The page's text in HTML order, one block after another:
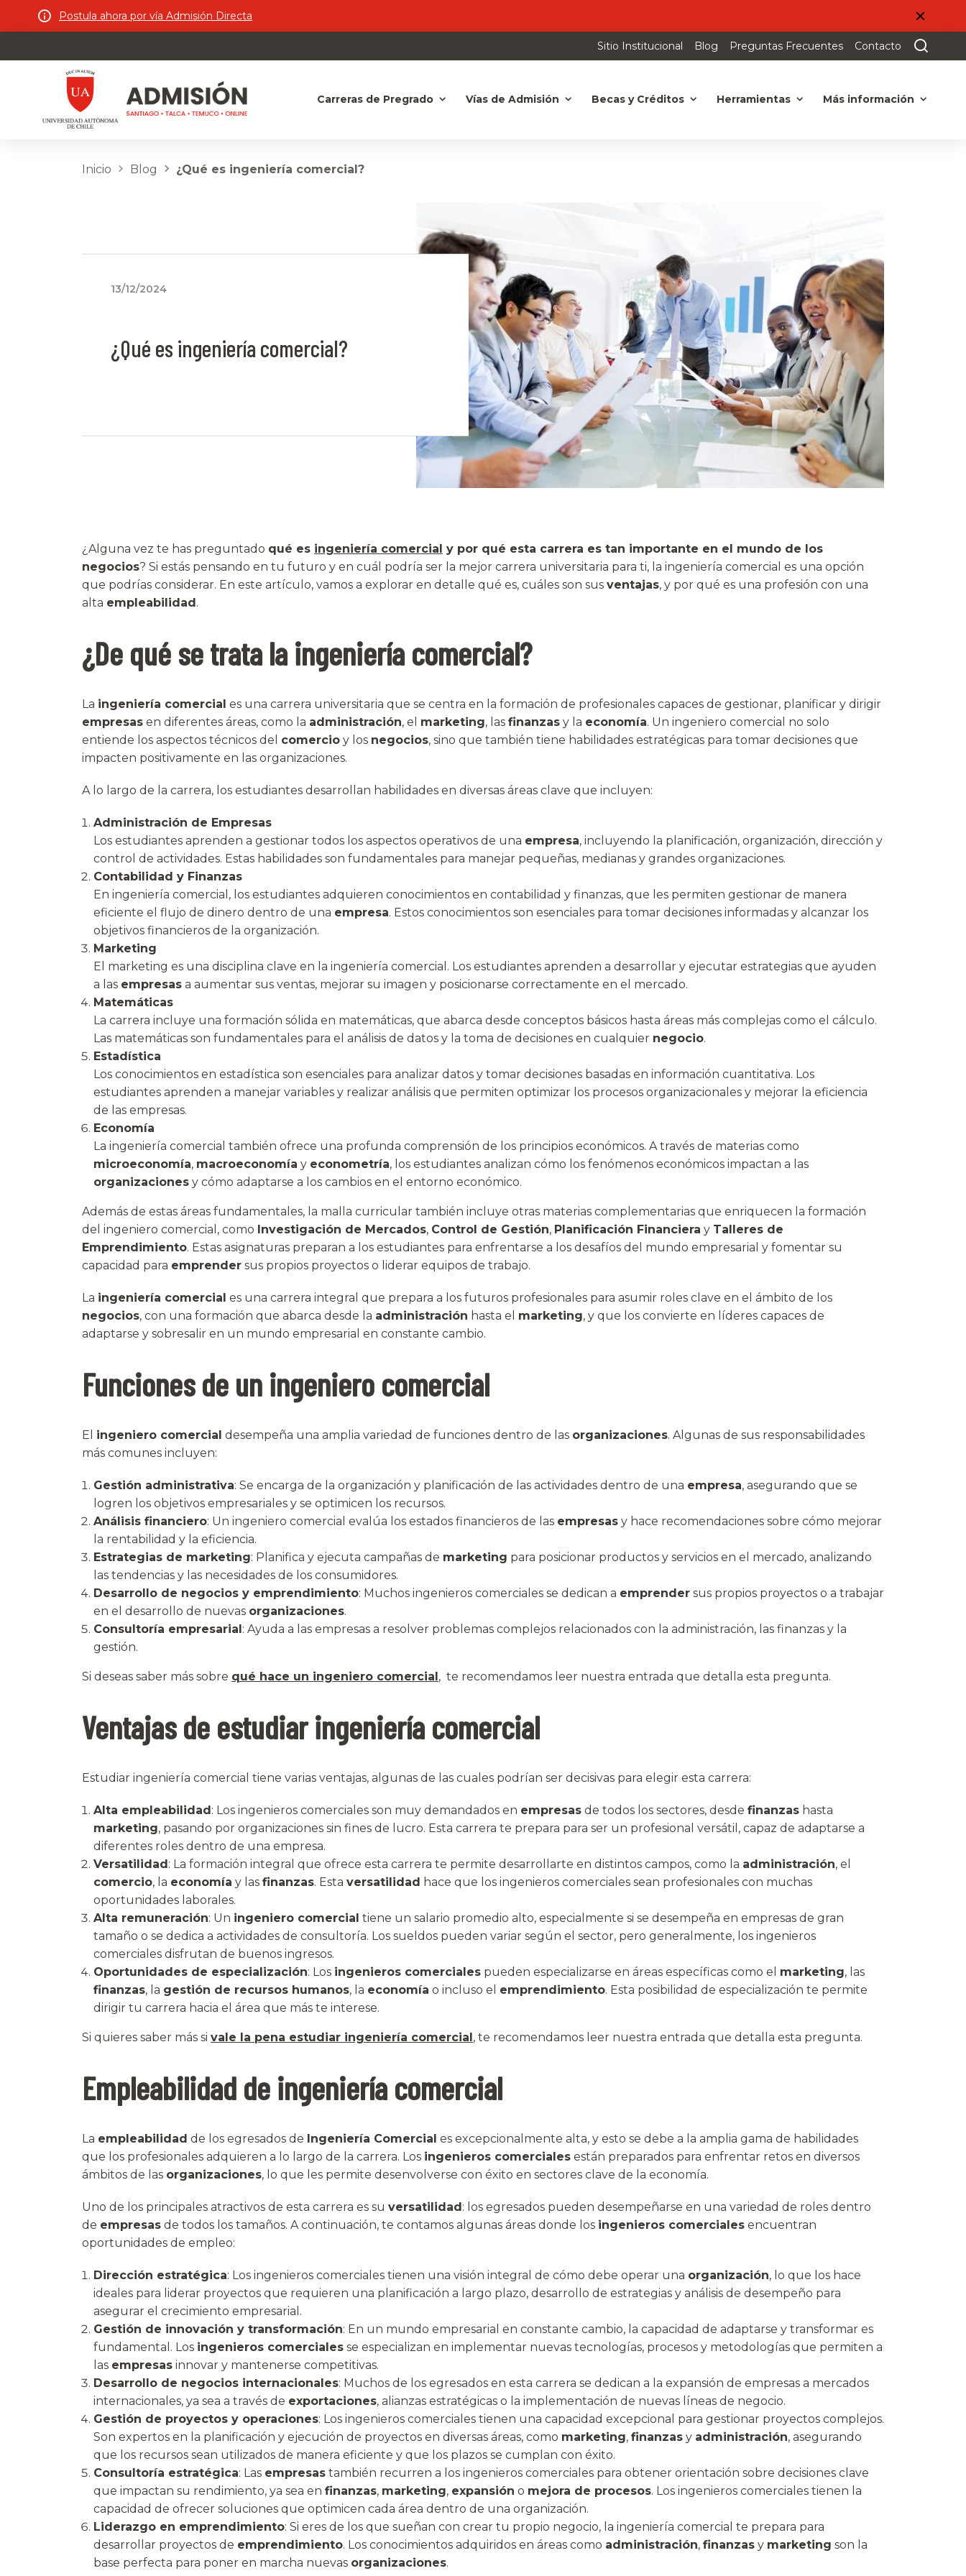
Postula ahora por vía Admisión Directa
Sitio Institucional Blog Preguntas Frecuentes Contacto
Carreras de Pregrado Vías de Admisión Becas y Créditos Herramientas Más información
Inicio Blog ¿Qué es ingeniería comercial?
13/12/2024
¿Qué es ingeniería comercial?
¿Alguna vez te has preguntado qué es ingeniería comercial y por qué esta carrera es tan importante en el mundo de los
negocios? Si estás pensando en tu futuro y en cuál podría ser la mejor carrera universitaria para ti, la ingeniería comercial es una opción
que podrías considerar. En este artículo, vamos a explorar en detalle qué es, cuáles son sus ventajas, y por qué es una profesión con una
alta empleabilidad.
¿De qué se trata la ingeniería comercial?
La ingeniería comercial es una carrera universitaria que se centra en la formación de profesionales capaces de gestionar, planificar y dirigir
empresas en diferentes áreas, como la administración, el marketing, las finanzas y la economía. Un ingeniero comercial no solo
entiende los aspectos técnicos del comercio y los negocios, sino que también tiene habilidades estratégicas para tomar decisiones que
impacten positivamente en las organizaciones.
A lo largo de la carrera, los estudiantes desarrollan habilidades en diversas áreas clave que incluyen:
Administración de Empresas
Los estudiantes aprenden a gestionar todos los aspectos operativos de una empresa, incluyendo la planificación, organización, dirección y
control de actividades. Estas habilidades son fundamentales para manejar pequeñas, medianas y grandes organizaciones.
Contabilidad y Finanzas
En ingeniería comercial, los estudiantes adquieren conocimientos en contabilidad y finanzas, que les permiten gestionar de manera
eficiente el flujo de dinero dentro de una empresa. Estos conocimientos son esenciales para tomar decisiones informadas y alcanzar los
objetivos financieros de la organización.
Marketing
El marketing es una disciplina clave en la ingeniería comercial. Los estudiantes aprenden a desarrollar y ejecutar estrategias que ayuden
a las empresas a aumentar sus ventas, mejorar su imagen y posicionarse correctamente en el mercado.
Matemáticas
La carrera incluye una formación sólida en matemáticas, que abarca desde conceptos básicos hasta áreas más complejas como el cálculo.
Las matemáticas son fundamentales para el análisis de datos y la toma de decisiones en cualquier negocio.
Estadística
Los conocimientos en estadística son esenciales para analizar datos y tomar decisiones basadas en información cuantitativa. Los
estudiantes aprenden a manejar variables y realizar análisis que permiten optimizar los procesos organizacionales y mejorar la eficiencia
de las empresas.
Economía
La ingeniería comercial también ofrece una profunda comprensión de los principios económicos. A través de materias como
microeconomía, macroeconomía y econometría, los estudiantes analizan cómo los fenómenos económicos impactan a las
organizaciones y cómo adaptarse a los cambios en el entorno económico.
Además de estas áreas fundamentales, la malla curricular también incluye otras materias complementarias que enriquecen la formación
del ingeniero comercial, como Investigación de Mercados, Control de Gestión, Planificación Financiera y Talleres de
Emprendimiento. Estas asignaturas preparan a los estudiantes para enfrentarse a los desafíos del mundo empresarial y fomentar su
capacidad para emprender sus propios proyectos o liderar equipos de trabajo.
La ingeniería comercial es una carrera integral que prepara a los futuros profesionales para asumir roles clave en el ámbito de los
negocios, con una formación que abarca desde la administración hasta el marketing, y que los convierte en líderes capaces de
adaptarse y sobresalir en un mundo empresarial en constante cambio.
Funciones de un ingeniero comercial
El ingeniero comercial desempeña una amplia variedad de funciones dentro de las organizaciones. Algunas de sus responsabilidades
más comunes incluyen:
Gestión administrativa: Se encarga de la organización y planificación de las actividades dentro de una empresa, asegurando que se
logren los objetivos empresariales y se optimicen los recursos.
Análisis financiero: Un ingeniero comercial evalúa los estados financieros de las empresas y hace recomendaciones sobre cómo mejorar
la rentabilidad y la eficiencia.
Estrategias de marketing: Planifica y ejecuta campañas de marketing para posicionar productos y servicios en el mercado, analizando
las tendencias y las necesidades de los consumidores.
Desarrollo de negocios y emprendimiento: Muchos ingenieros comerciales se dedican a emprender sus propios proyectos o a trabajar
en el desarrollo de nuevas organizaciones.
Consultoría empresarial: Ayuda a las empresas a resolver problemas complejos relacionados con la administración, las finanzas y la
gestión.
Si deseas saber más sobre qué hace un ingeniero comercial, te recomendamos leer nuestra entrada que detalla esta pregunta.
Ventajas de estudiar ingeniería comercial
Estudiar ingeniería comercial tiene varias ventajas, algunas de las cuales podrían ser decisivas para elegir esta carrera:
Alta empleabilidad: Los ingenieros comerciales son muy demandados en empresas de todos los sectores, desde finanzas hasta
marketing, pasando por organizaciones sin fines de lucro. Esta carrera te prepara para ser un profesional versátil, capaz de adaptarse a
diferentes roles dentro de una empresa.
Versatilidad: La formación integral que ofrece esta carrera te permite desarrollarte en distintos campos, como la administración, el
comercio, la economía y las finanzas. Esta versatilidad hace que los ingenieros comerciales sean profesionales con muchas
oportunidades laborales.
Alta remuneración: Un ingeniero comercial tiene un salario promedio alto, especialmente si se desempeña en empresas de gran
tamaño o se dedica a actividades de consultoría. Los sueldos pueden variar según el sector, pero generalmente, los ingenieros
comerciales disfrutan de buenos ingresos.
Oportunidades de especialización: Los ingenieros comerciales pueden especializarse en áreas específicas como el marketing, las
finanzas, la gestión de recursos humanos, la economía o incluso el emprendimiento. Esta posibilidad de especialización te permite
dirigir tu carrera hacia el área que más te interese.
Si quieres saber más si vale la pena estudiar ingeniería comercial, te recomendamos leer nuestra entrada que detalla esta pregunta.
Empleabilidad de ingeniería comercial
La empleabilidad de los egresados de Ingeniería Comercial es excepcionalmente alta, y esto se debe a la amplia gama de habilidades
que los profesionales adquieren a lo largo de la carrera. Los ingenieros comerciales están preparados para enfrentar retos en diversos
ámbitos de las organizaciones, lo que les permite desenvolverse con éxito en sectores clave de la economía.
Uno de los principales atractivos de esta carrera es su versatilidad: los egresados pueden desempeñarse en una variedad de roles dentro
de empresas de todos los tamaños. A continuación, te contamos algunas áreas donde los ingenieros comerciales encuentran
oportunidades de empleo:
Dirección estratégica: Los ingenieros comerciales tienen una visión integral de cómo debe operar una organización, lo que los hace
ideales para liderar proyectos que requieren una planificación a largo plazo, desarrollo de estrategias y análisis de desempeño para
asegurar el crecimiento empresarial.
Gestión de innovación y transformación: En un mundo empresarial en constante cambio, la capacidad de adaptarse y transformar es
fundamental. Los ingenieros comerciales se especializan en implementar nuevas tecnologías, procesos y metodologías que permiten a
las empresas innovar y mantenerse competitivas.
Desarrollo de negocios internacionales: Muchos de los egresados en esta carrera se dedican a la expansión de empresas a mercados
internacionales, ya sea a través de exportaciones, alianzas estratégicas o la implementación de nuevas líneas de negocio.
Gestión de proyectos y operaciones: Los ingenieros comerciales tienen una capacidad excepcional para gestionar proyectos complejos.
Son expertos en la planificación y ejecución de proyectos en diversas áreas, como marketing, finanzas y administración, asegurando
que los recursos sean utilizados de manera eficiente y que los plazos se cumplan con éxito.
Consultoría estratégica: Las empresas también recurren a los ingenieros comerciales para obtener orientación sobre decisiones clave
que impactan su rendimiento, ya sea en finanzas, marketing, expansión o mejora de procesos. Los ingenieros comerciales tienen la
capacidad de ofrecer soluciones que optimicen cada área dentro de una organización.
Liderazgo en emprendimiento: Si eres de los que sueñan con crear tu propio negocio, la ingeniería comercial te prepara para
desarrollar proyectos de emprendimiento. Los conocimientos adquiridos en áreas como administración, finanzas y marketing son la
base perfecta para poner en marcha nuevas organizaciones.